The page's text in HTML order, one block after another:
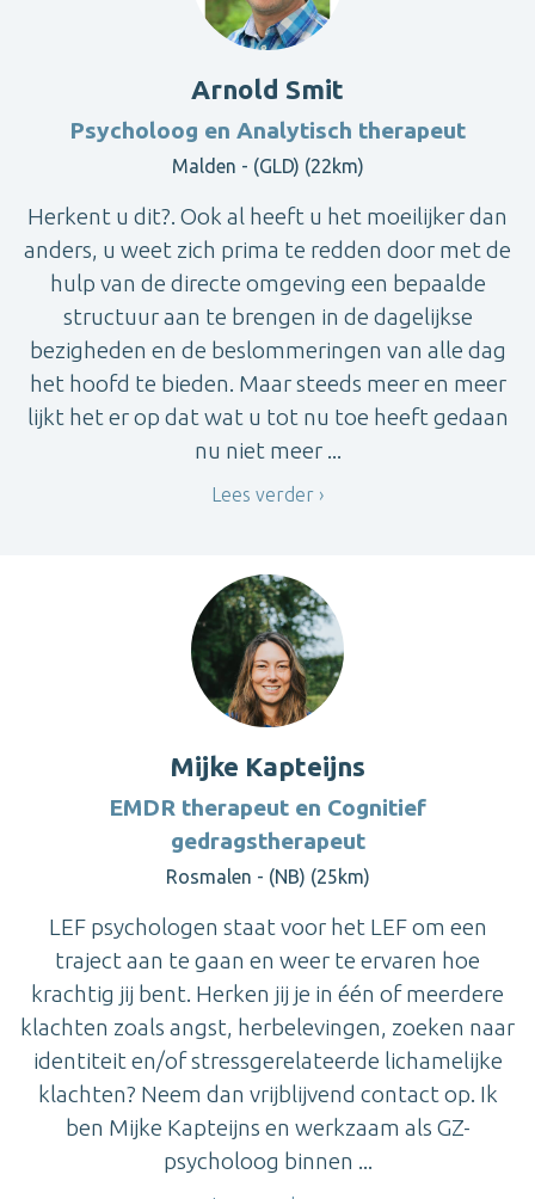
Arnold Smit
Psycholoog en Analytisch therapeut
Malden - (GLD) (22km)
Herkent u dit?. Ook al heeft u het moeilijker dan
anders, u weet zich prima te redden door met de
hulp van de directe omgeving een bepaalde
structuur aan te brengen in de dagelijkse
bezigheden en de beslommeringen van alle dag
het hoofd te bieden. Maar steeds meer en meer
lijkt het er op dat wat u tot nu toe heeft gedaan
nu niet meer ...
Lees verder
Mijke Kapteijns
EMDR therapeut en Cognitief
gedragstherapeut
Rosmalen - (NB) (25km)
LEF psychologen staat voor het LEF om een
traject aan te gaan en weer te ervaren hoe
krachtig jij bent. Herken jij je in één of meerdere
klachten zoals angst, herbelevingen, zoeken naar
identiteit en/of stressgerelateerde lichamelijke
klachten? Neem dan vrijblijvend contact op. Ik
ben Mijke Kapteijns en werkzaam als GZ-
psycholoog binnen ...